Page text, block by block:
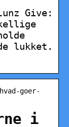
Give:
lukket.
goer-
i